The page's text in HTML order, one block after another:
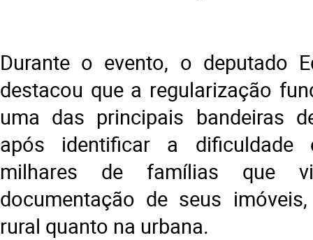
Durante o evento, o deputado
destacou que a regularização
uma das principais bandeiras
após identificar a dificuldade
milhares de famílias que
documentação de seus
rural quanto na urbana.